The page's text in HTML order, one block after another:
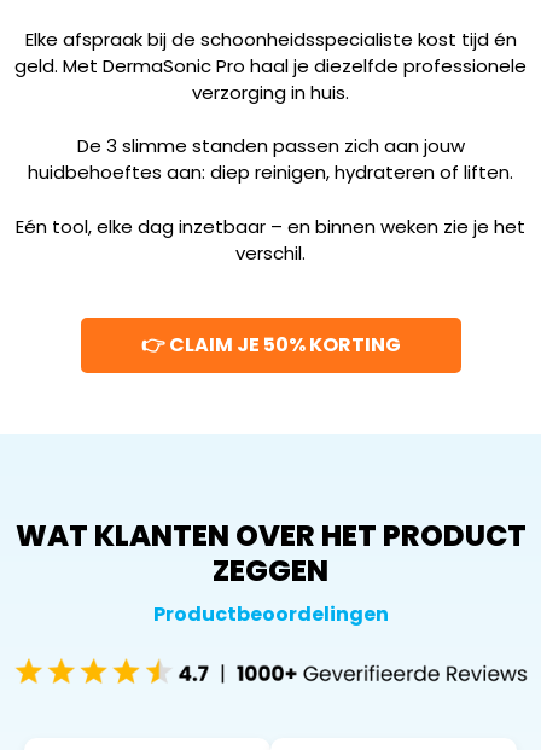
Elke afspraak bij de schoonheidsspecialiste kost tijd én
geld. Met DermaSonic Pro haal je diezelfde professionele
verzorging in huis.
De 3 slimme standen passen zich aan jouw
huidbehoeftes aan: diep reinigen, hydrateren of liften.
Eén tool, elke dag inzetbaar – en binnen weken zie je het
verschil.
👉 CLAIM JE 50% KORTING
WAT KLANTEN OVER HET PRODUCT
ZEGGEN
Productbeoordelingen